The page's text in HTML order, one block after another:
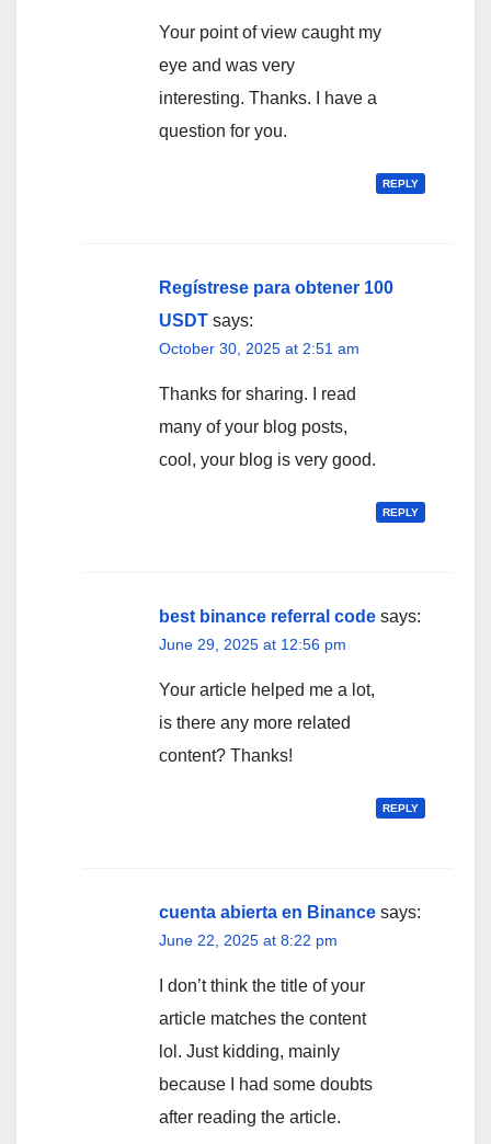
Your point of view caught my
eye and was very
interesting. Thanks. I have a
question for you.
REPLY
Regístrese para obtener 100
USDT says:
October 30, 2025 at 2:51 am
Thanks for sharing. I read
many of your blog posts,
cool, your blog is very good.
REPLY
best binance referral code says:
June 29, 2025 at 12:56 pm
Your article helped me a lot,
is there any more related
content? Thanks!
REPLY
cuenta abierta en Binance says:
June 22, 2025 at 8:22 pm
I don’t think the title of your
article matches the content
lol. Just kidding, mainly
because I had some doubts
after reading the article.